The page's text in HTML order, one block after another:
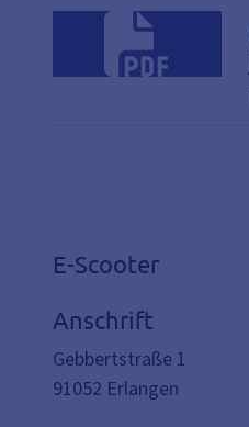
E-Scooter
Anschrift
Gebbertstraße 1
91052 Erlangen